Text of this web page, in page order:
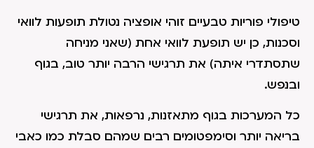
טיפולי פוריות טבעיים זוהי אופציה נטולת תופעות לוואי
וסכנות, כן יש תופעת לוואי אחת (שאני מניחה
שתסתדרי איתה) את תרגישי הרבה יותר טוב, בגוף
ובנפש.
כל המערכות בגוף מתאזנות, נרפאות, את תרגישי
בריאה יותר וסימפטומים רבים שמהם סבלת כמו כאבי